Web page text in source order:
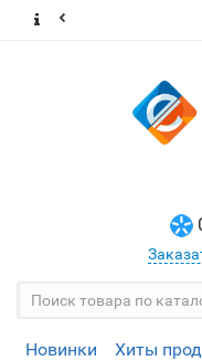
Новинки Хиты